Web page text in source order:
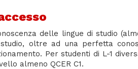
delle lingue di studio
oltre ad una perfetta
Per studenti di L-1
almeno QCER C1.